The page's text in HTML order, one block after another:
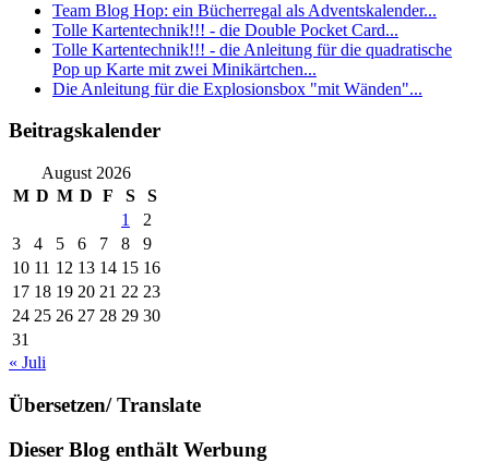
Team Blog Hop: ein Bücherregal als Adventskalender...
Tolle Kartentechnik!!! - die Double Pocket Card...
Tolle Kartentechnik!!! - die Anleitung für die quadratische
Pop up Karte mit zwei Minikärtchen...
Die Anleitung für die Explosionsbox "mit Wänden"...
Beitragskalender
August 2026
M D M D F S
S
1
2
3
4 5 6 7 8
9
10 11 12 13 14 15 16
17 18 19 20 21 22 23
24 25 26 27 28 29 30
31
« Juli
Übersetzen/ Translate
Dieser Blog enthält Werbung